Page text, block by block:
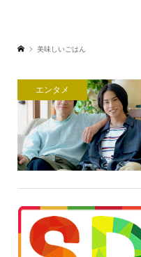
美味しいごはん
エンタメ